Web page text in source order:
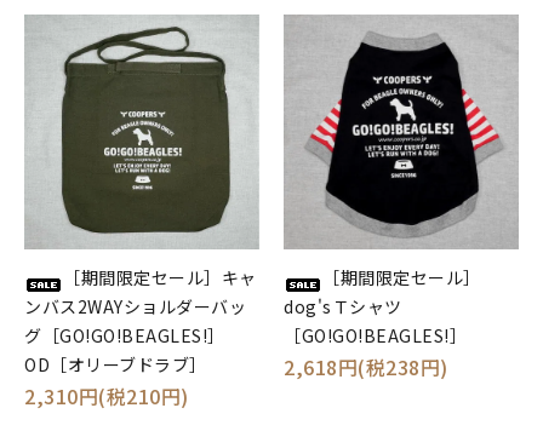
［期間限定セール］キャ
ンバス2WAYショルダーバッ
グ［GO!GO!BEAGLES!］
OD［オリーブドラブ］
2,310円(税210円)
［期間限定セール］
dog'sＴシャツ
［GO!GO!BEAGLES!］
2,618円(税238円)